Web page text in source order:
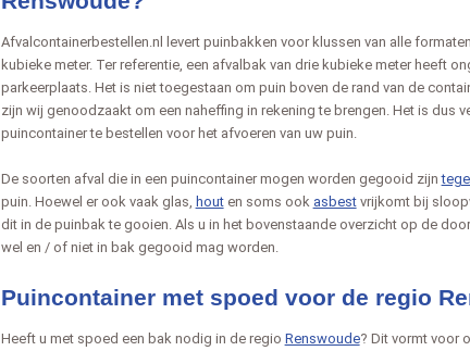
Afvalcontainerbestellen.nl levert puinbakken voor klussen van alle
kubieke meter. Ter referentie, een afvalbak van drie kubieke meter heeft
parkeerplaats. Het is niet toegestaan om puin boven de rand van de
zijn wij genoodzaakt om een naheffing in rekening te brengen. Het is dus
puincontainer te bestellen voor het afvoeren van uw puin.
De soorten afval die in een puincontainer mogen worden gegooid zijn
puin. Hoewel er ook vaak glas, houten soms ook asbestvrijkomt bij
dit in de puinbak te gooien. Als u in het bovenstaande overzicht op de
wel en / of niet in bak gegooid mag worden.
Puincontainer met spoed voor de regio
Heeft u met spoed een bak nodig in de regio Renswoude? Dit vormt voor